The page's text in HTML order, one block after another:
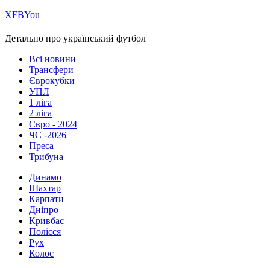
ХFBYou
Детально про український футбол
Всі новини
Трансфери
Єврокубки
УПЛ
1 ліга
2 ліга
Євро - 2024
ЧС -2026
Преса
Трибуна
Динамо
Шахтар
Карпати
Дніпро
Кривбас
Полісся
Рух
Колос